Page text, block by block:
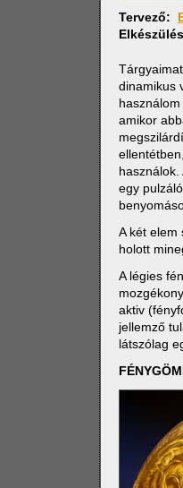
Tervező:
dinamikus
amikor
egy
A két elem
holott
A légies
aktiv
jellemző
látszólag